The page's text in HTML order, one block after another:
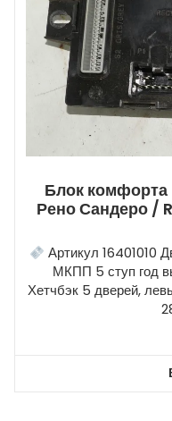
Блок
Рено Сандеро /
Артикул 16401010
МКПП 5 ступ год
Хетчбэк 5 дверей,